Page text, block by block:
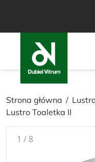
Strona główna
Lustro Toaletka II
1 / 8